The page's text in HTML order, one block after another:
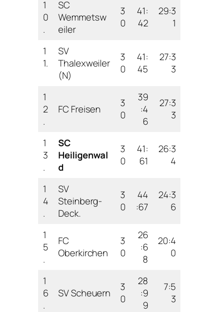
1
0
.
SC
Wemmetsw
eiler
3
0
41:
42
29:3
1
1
1.
SV
Thalexweiler
(N)
3
0
41:
45
27:3
3
1
2
.
FC Freisen
3
0
39
:4
6
27:3
3
1
3
.
SC
Heiligenwal
d
3
0
41:
61
26:3
4
1
4
.
SV
Steinberg-
Deck.
3
0
44
:67
24:3
6
1
5
.
FC
Oberkirchen
3
0
26
:6
8
20:4
0
1
6
.
SV Scheuern
3
0
28
:9
9
7:5
3